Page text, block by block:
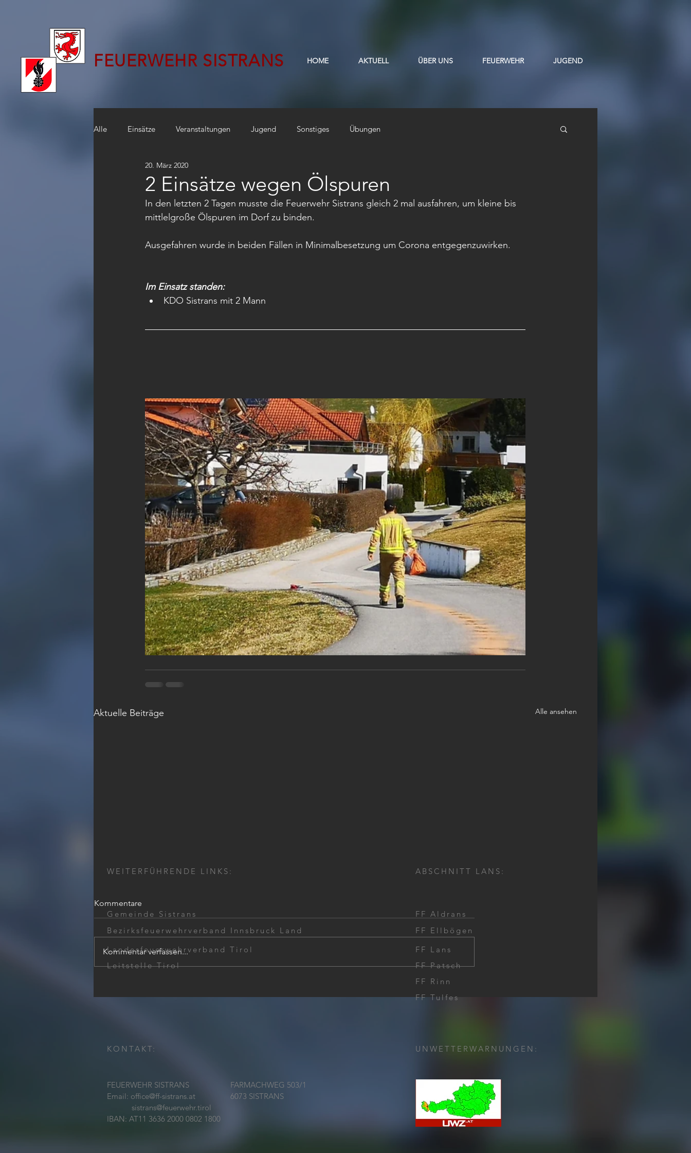
HOME AKTUELL ÜBER UNS FEUERWEHR JUGEND
FEUERWEHR SISTRANS
Alle Einsätze Veranstaltungen Jugend Sonstiges Übungen
2 Einsätze wegen Ölspuren
20. März 2020
In den letzten 2 Tagen musste die Feuerwehr Sistrans gleich 2 mal ausfahren, um kleine bis
mittlelgroße Ölspuren im Dorf zu binden.
Ausgefahren wurde in beiden Fällen in Minimalbesetzung um Corona entgegenzuwirken.
Im Einsatz standen:
KDO Sistrans mit 2 Mann
Aktuelle Beiträge Alle ansehen
Wohnungsöffnung
Kommentare
Kommentar verfassen...
WEITERFÜHRENDE LINKS:
Gemeinde Sistrans
Bezirksfeuerwehrverband Innsbruck Land
Landesfeuerwehrverband Tirol
Leitstelle Tirol
ABSCHNITT LANS:
FF Aldrans
FF Ellbögen
FF Lans
FF Patsch
FF Rinn
FF Tulfes
KONTAKT:
FEUERWEHR SISTRANS
Email: office@ff-sistrans.at
sistrans@feuerwehr.tirol
IBAN: AT11 3636 2000 0802 1800
FARMACHWEG 503/1
6073 SISTRANS
UNWETTERWARNUNGEN: